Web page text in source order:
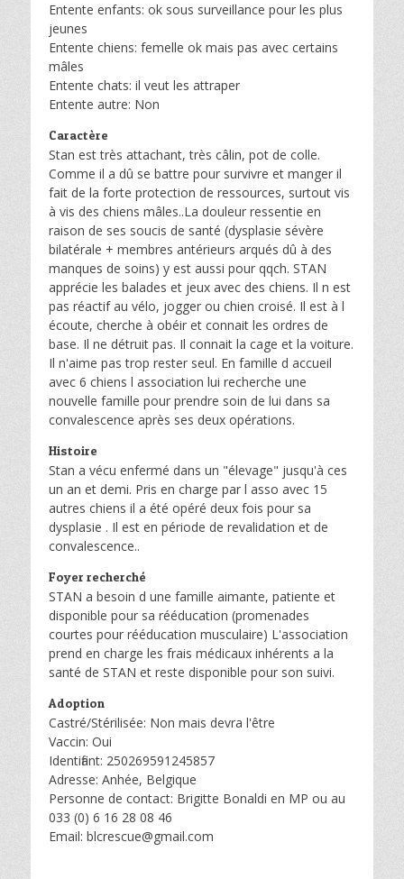
Entente enfants: ok sous surveillance pour les plus
jeunes
Entente chiens: femelle ok mais pas avec certains
mâles
Entente chats: il veut les attraper
Entente autre: Non
Caractère
Stan est très attachant, très câlin, pot de colle.
Comme il a dû se battre pour survivre et manger il
fait de la forte protection de ressources, surtout vis
à vis des chiens mâles..La douleur ressentie en
raison de ses soucis de santé (dysplasie sévère
bilatérale + membres antérieurs arqués dû à des
manques de soins) y est aussi pour qqch. STAN
apprécie les balades et jeux avec des chiens. Il n est
pas réactif au vélo, jogger ou chien croisé. Il est à l
écoute, cherche à obéir et connait les ordres de
base. Il ne détruit pas. Il connait la cage et la voiture.
Il n'aime pas trop rester seul. En famille d accueil
avec 6 chiens l association lui recherche une
nouvelle famille pour prendre soin de lui dans sa
convalescence après ses deux opérations.
Histoire
Stan a vécu enfermé dans un "élevage" jusqu'à ces
un an et demi. Pris en charge par l asso avec 15
autres chiens il a été opéré deux fois pour sa
dysplasie . Il est en période de revalidation et de
convalescence..
Foyer recherché
STAN a besoin d une famille aimante, patiente et
disponible pour sa rééducation (promenades
courtes pour rééducation musculaire) L'association
prend en charge les frais médicaux inhérents a la
santé de STAN et reste disponible pour son suivi.
Adoption
Castré/Stérilisée: Non mais devra l'être
Vaccin: Oui
Identifiant: 250269591245857
Adresse: Anhée, Belgique
Personne de contact: Brigitte Bonaldi en MP ou au
033 (0) 6 16 28 08 46
Email: blcrescue@gmail.com